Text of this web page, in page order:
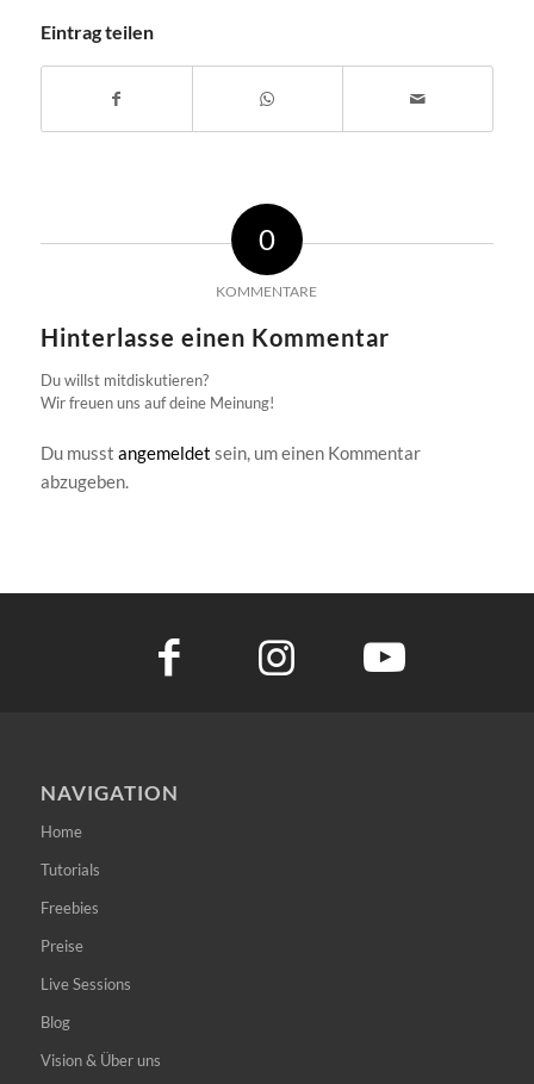
Eintrag teilen
0
KOMMENTARE
Hinterlasse einen Kommentar
Du willst mitdiskutieren?
Wir freuen uns auf deine Meinung!
Du musst angemeldet sein, um einen Kommentar
abzugeben.
NAVIGATION
Home
Tutorials
Freebies
Preise
Live Sessions
Blog
Vision & Über uns